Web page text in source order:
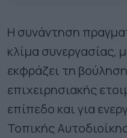
Η συνάντηση
κλίμα συνεργασίας,
εκφράζει τη
επιχειρησιακής
επίπεδο και για
Τοπικής